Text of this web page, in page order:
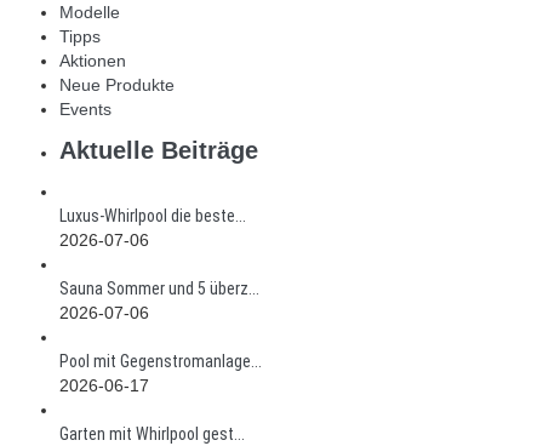
Modelle
Tipps
Aktionen
Neue Produkte
Events
Aktuelle Beiträge
Luxus-Whirlpool die beste...
2026-07-06
Sauna Sommer und 5 überz...
2026-07-06
Pool mit Gegenstromanlage...
2026-06-17
Garten mit Whirlpool gest...